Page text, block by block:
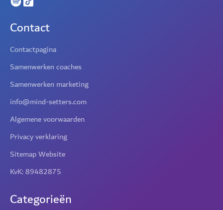
Contact
Contactpagina
Samenwerken coaches
Samenwerken marketing
info@mind-setters.com
Algemene voorwaarden
Privacy verklaring
Sitemap Website
KvK: 89482875
Categorieën